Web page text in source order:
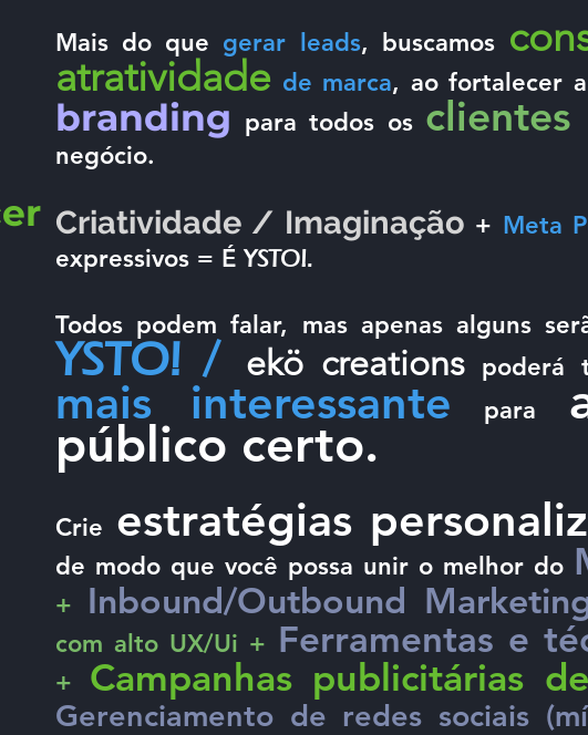
Mais do que gerar leads, buscamos
atratividade de marca, ao fortalecer a
branding para todos os clientes
negócio.
Criatividade / Imaginação + Meta
expressivos = É YSTO!.
Todos podem falar, mas apenas alguns
YSTO!/ ekö creationspoderá
mais interessante para
público certo.
Crie estratégias
de modo que você possa unir o melhor do
+ Inbound/Outbound
com alto UX/Ui + Ferramentas e
+ Campanhas publicitárias
Gerenciamento de redes sociais